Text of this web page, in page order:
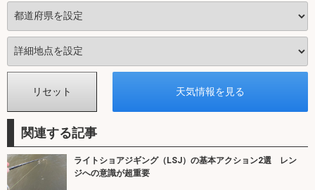
関連する記事
ライトショアジギング（LSJ）の基本アクション2選 レン
ジへの意識が超重要